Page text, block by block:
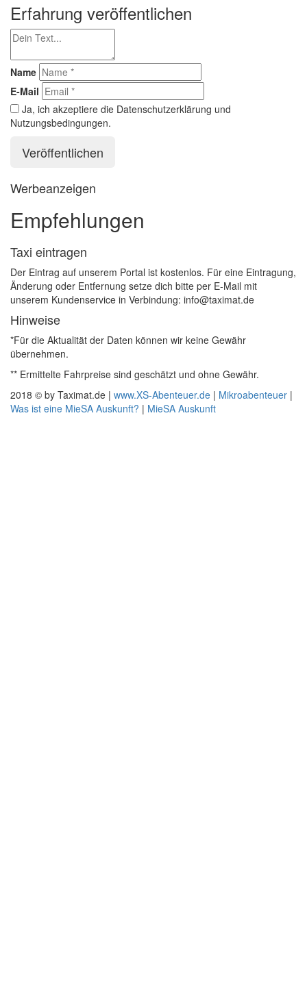
Erfahrung veröffentlichen
Name
E-Mail
Ja, ich akzeptiere die Datenschutzerklärung und
Nutzungsbedingungen.
Werbeanzeigen
Empfehlungen
Taxi eintragen
Der Eintrag auf unserem Portal ist kostenlos. Für eine Eintragung,
Änderung oder Entfernung setze dich bitte per E-Mail mit
unserem Kundenservice in Verbindung: info@taximat.de
Hinweise
*Für die Aktualität der Daten können wir keine Gewähr
übernehmen.
** Ermittelte Fahrpreise sind geschätzt und ohne Gewähr.
2018 © by Taximat.de | www.XS-Abenteuer.de | Mikroabenteuer |
Was ist eine MieSA Auskunft? | MieSA Auskunft